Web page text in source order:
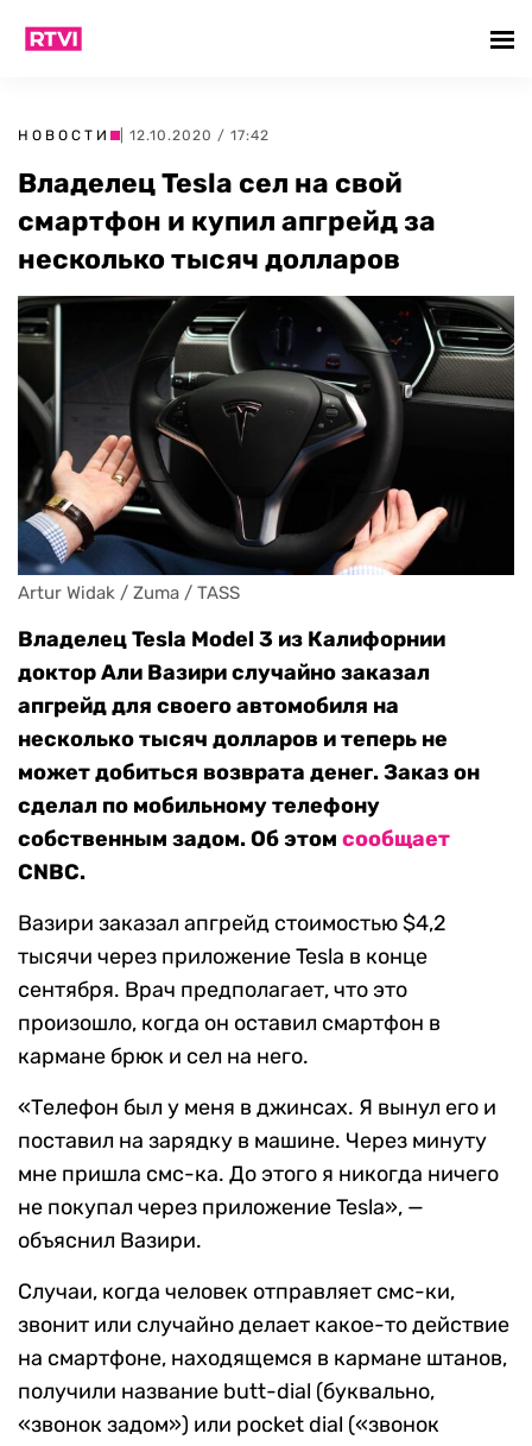
НОВОСТИ | 12.10.2020 / 17:42
Владелец Tesla сел на свой
смартфон и купил апгрейд за
несколько тысяч долларов
Artur Widak / Zuma / TASS
Владелец Tesla Model 3 из Калифорнии
доктор Али Вазири случайно заказал
апгрейд для своего автомобиля на
несколько тысяч долларов и теперь не
может добиться возврата денег. Заказ он
сделал по мобильному телефону
собственным задом. Об этом сообщает
CNBC.
Вазири заказал апгрейд стоимостью $4,2
тысячи через приложение Tesla в конце
сентября. Врач предполагает, что это
произошло, когда он оставил смартфон в
кармане брюк и сел на него.
«Телефон был у меня в джинсах. Я вынул его и
поставил на зарядку в машине. Через минуту
мне пришла смс-ка. До этого я никогда ничего
не покупал через приложение Tesla», —
объяснил Вазири.
Случаи, когда человек отправляет смс-ки,
звонит или случайно делает какое-то действие
на смартфоне, находящемся в кармане штанов,
получили название butt-dial (буквально,
«звонок задом») или pocket dial («звонок